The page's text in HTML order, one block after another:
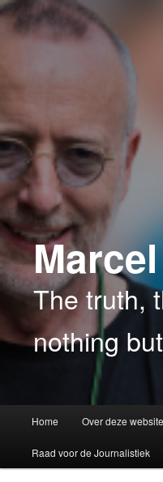
Spring
The truth,
nothing
Home Over deze website
Raad voor de Journalistiek